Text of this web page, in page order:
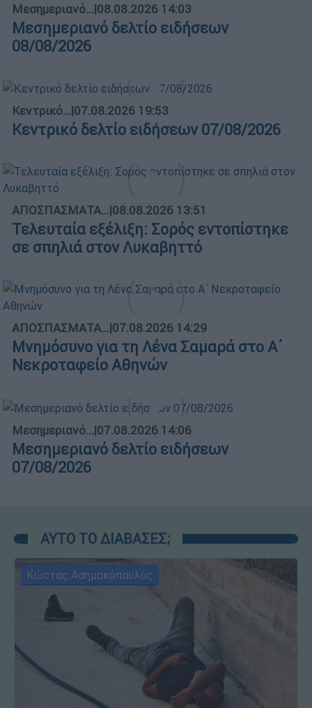
Μεσημεριανό...|08.08.2026 14:03
Μεσημεριανό δελτίο ειδήσεων
08/08/2026
Κεντρικό...|07.08.2026 19:53
Κεντρικό δελτίο ειδήσεων 07/08/2026
ΑΠΟΣΠΑΣΜΑΤΑ...|08.08.2026 13:51
Τελευταία εξέλιξη: Σορός εντοπίστηκε
σε σπηλιά στον Λυκαβηττό
ΑΠΟΣΠΑΣΜΑΤΑ...|07.08.2026 14:29
Μνημόσυνο για τη Λένα Σαμαρά στο Α΄
Νεκροταφείο Αθηνών
Μεσημεριανό...|07.08.2026 14:06
Μεσημεριανό δελτίο ειδήσεων
07/08/2026
ΑΥΤΟ ΤΟ ΔΙΑΒΑΣΕΣ;
Κώστας Ασημακόπουλος